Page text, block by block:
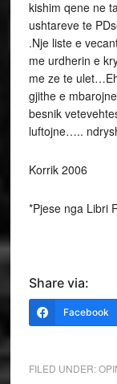
kishim qene ne
ushtareve te
.Nje liste e
me urdherin e
me ze te
gjithe e
besnik
luftojne…..
Korrik 2006
*Pjese nga Libri
Share via:
Facebook
FILED UNDER: